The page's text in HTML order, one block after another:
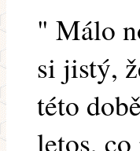
" Málo
si jistý,
této
letos,